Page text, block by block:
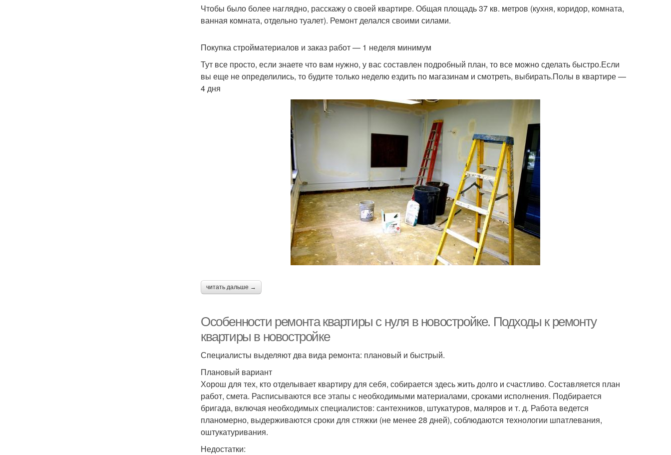
Квартира с
минимальным
Квартира с чистовой
отделкой
Квартиры в
новостройке
Однокомнатная
квартира
квартира
Новая квартира Квартиры в москве
Чтобы было более наглядно, расскажу о своей квартире. Общая площадь 37 кв. метров (кухня, коридор, комната,
ванная комната, отдельно туалет). Ремонт делался своими силами.
Покупка стройматериалов и заказ работ — 1 неделя минимум
Тут все просто, если знаете что вам нужно, у вас составлен подробный план, то все можно сделать быстро.Если
вы еще не определились, то будите только неделю ездить по магазинам и смотреть, выбирать.Полы в квартире —
4 дня
читать дальше →
Особенности ремонта квартиры с нуля в новостройке. Подходы к ремонту
квартиры в новостройке
Специалисты выделяют два вида ремонта: плановый и быстрый.
Плановый вариант
Хорош для тех, кто отделывает квартиру для себя, собирается здесь жить долго и счастливо. Составляется план
работ, смета. Расписываются все этапы с необходимыми материалами, сроками исполнения. Подбирается
бригада, включая необходимых специалистов: сантехников, штукатуров, маляров и т. д. Работа ведется
планомерно, выдерживаются сроки для стяжки (не менее 28 дней), соблюдаются технологии шпатлевания,
оштукатуривания.
Недостатки: